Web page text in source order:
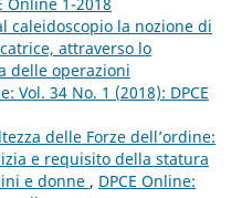
caleidoscopio la nozione di
attraverso lo
delle operazioni
Vol. 34 No. 1 (2018): DPCE
delle Forze dell’ordine:
e requisito della statura
e donne , DPCE Online: